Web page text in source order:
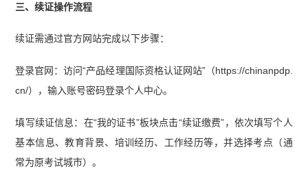
三、续证操作流程
续证需通过官方网站完成以下步骤：
登录官网：访问“产品经理国际资格认证网站”（https://chinanpdp.
cn/），输入账号密码登录个人中心。
填写续证信息：在“我的证书”板块点击“续证缴费”，依次填写个人
基本信息、教育背景、培训经历、工作经历等，并选择考点（通
常为原考试城市）。